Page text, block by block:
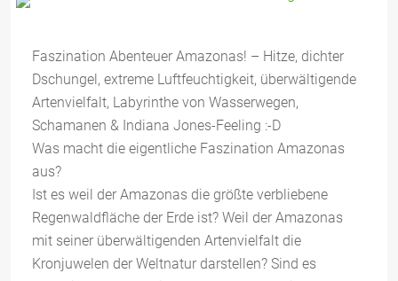
Faszination Abenteuer Amazonas! – Hitze, dichter
Dschungel, extreme Luftfeuchtigkeit, überwältigende
Artenvielfalt, Labyrinthe von Wasserwegen,
Schamanen & Indiana Jones-Feeling :-D
Was macht die eigentliche Faszination Amazonas
aus?
Ist es weil der Amazonas die größte verbliebene
Regenwaldfläche der Erde ist? Weil der Amazonas
mit seiner überwältigenden Artenvielfalt die
Kronjuwelen der Weltnatur darstellen? Sind es